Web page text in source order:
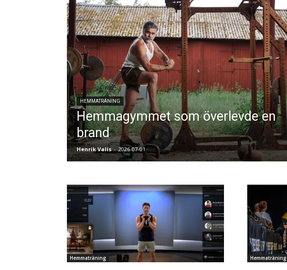
HEMMATRÄNING
Hemmagymmet som överlevde en
brand
Henrik Valis - 2026-07-01
Hemmaträning Hemmaträning